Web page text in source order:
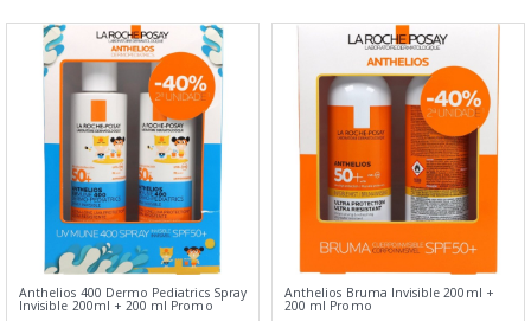
Anthelios 400 Dermo Pediatrics Spray
Invisible 200ml + 200 ml Promo
Anthelios Bruma Invisible 200ml +
200 ml Promo